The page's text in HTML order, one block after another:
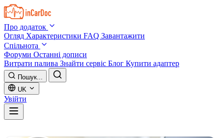
Skip to main content
Про додаток
Огляд Характеристики FAQ Завантажити
Спільнота
Форуми Останні дописи
Витрати палива Знайти сервіс Блог Купити адаптер
Пошук...
UK
Увійти